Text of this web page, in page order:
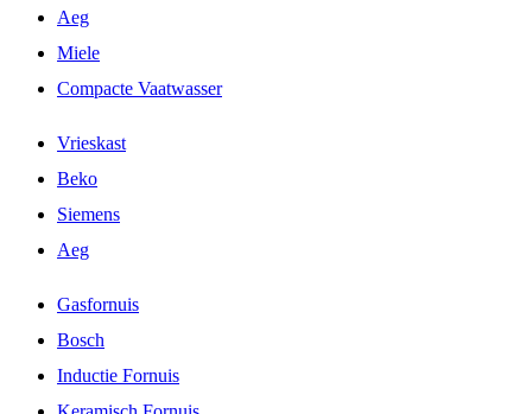
Aeg
Miele
Compacte Vaatwasser
Vrieskast
Beko
Siemens
Aeg
Gasfornuis
Bosch
Inductie Fornuis